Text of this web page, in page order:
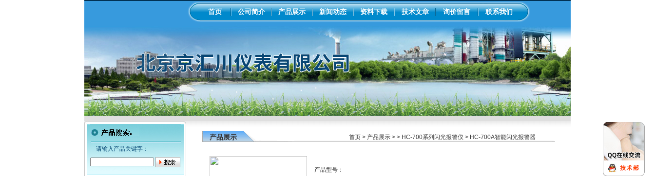
首页 公司简介 产品展示 新闻动态 资料下载 技术文章 询价留言 联系我们
请输入产品关键字：
产品展示 首页> 产品展示> > HC-700系列闪光报警仪 > HC-700A智能闪光报警器
产品型号：